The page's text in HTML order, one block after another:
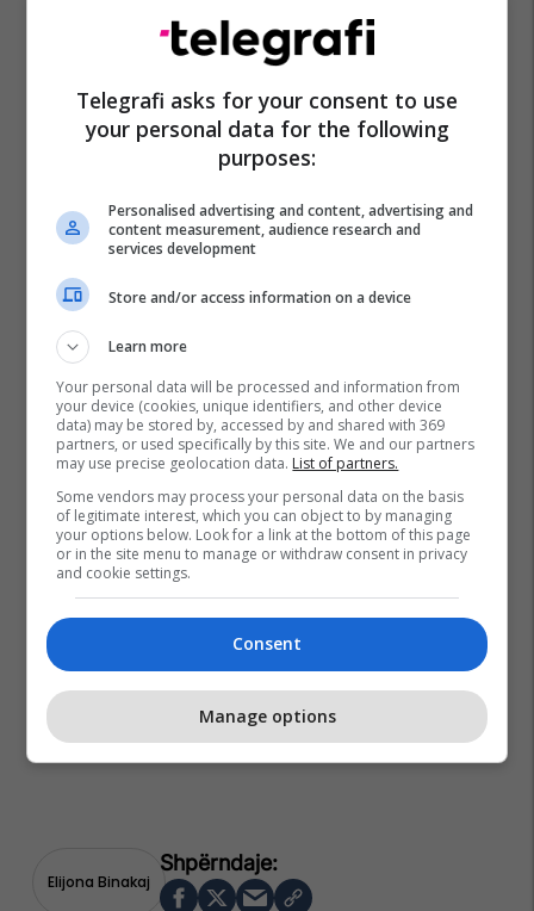
Elijona Binakaj
Telegrafi asks for your consent to use
your personal data for the following
purposes:
Personalised advertising and content, advertising and
content measurement, audience research and
services development
Store and/or access information on a device
Learn more
Your personal data will be processed and information from
your device (cookies, unique identifiers, and other device
data) may be stored by, accessed by and shared with 369
partners, or used specifically by this site. We and our partners
may use precise geolocation data. List of partners.
Some vendors may process your personal data on the basis
of legitimate interest, which you can object to by managing
your options below. Look for a link at the bottom of this page
or in the site menu to manage or withdraw consent in privacy
and cookie settings.
Consent
Manage options